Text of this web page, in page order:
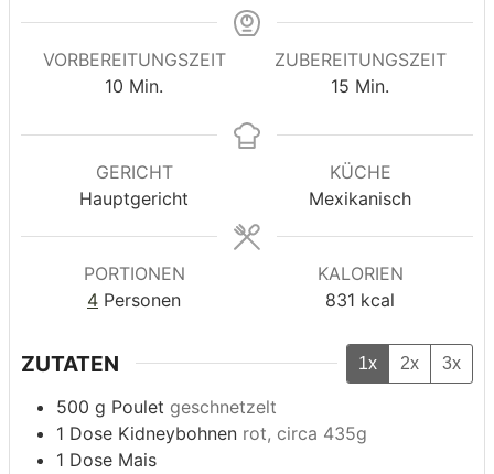
VORBEREITUNGSZEIT
10 Minuten
Min.
ZUBEREITUNGSZEIT
15 Minuten
Min.
GERICHT
Hauptgericht
KÜCHE
Mexikanisch
PORTIONEN
4 Personen
KALORIEN
831 kcal
ZUTATEN 1x 2x 3x
500 g Poulet geschnetzelt
1 Dose Kidneybohnen rot, circa 435g
1 Dose Mais